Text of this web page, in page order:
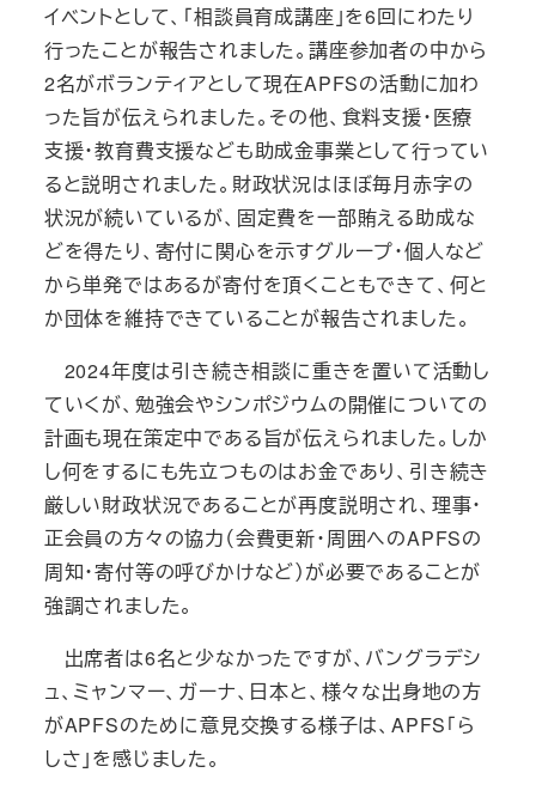
イベントとして、「相談員育成講座」を6回にわたり
行ったことが報告されました。講座参加者の中から
2名がボランティアとして現在APFSの活動に加わ
った旨が伝えられました。その他、食料支援・医療
支援・教育費支援なども助成金事業として行ってい
ると説明されました。財政状況はほぼ毎月赤字の
状況が続いているが、固定費を一部賄える助成な
どを得たり、寄付に関心を示すグループ・個人など
から単発ではあるが寄付を頂くこともできて、何と
か団体を維持できていることが報告されました。
2024年度は引き続き相談に重きを置いて活動し
ていくが、勉強会やシンポジウムの開催についての
計画も現在策定中である旨が伝えられました。しか
し何をするにも先立つものはお金であり、引き続き
厳しい財政状況であることが再度説明され、理事・
正会員の方々の協力（会費更新・周囲へのAPFSの
周知・寄付等の呼びかけなど）が必要であることが
強調されました。
出席者は6名と少なかったですが、バングラデシ
ュ、ミャンマー、ガーナ、日本と、様々な出身地の方
がAPFSのために意見交換する様子は、APFS「ら
しさ」を感じました。